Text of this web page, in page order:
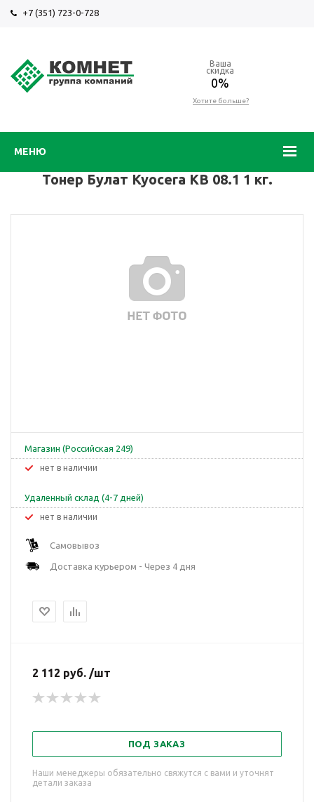
+7 (351) 723-0-728
МЕНЮ
Ваша
скидка
0%
Хотите больше?
Тонер Булат Kyocera KB 08.1 1 кг.
Магазин (Российская 249)
Нет в наличии
Удаленный склад (4-7 дней)
Нет в наличии
Самовывоз
Доставка курьером - Через 4 дня
2 112 руб. /шт
ПОД ЗАКАЗ
Наши менеджеры обязательно свяжутся с вами и уточнят
детали заказа